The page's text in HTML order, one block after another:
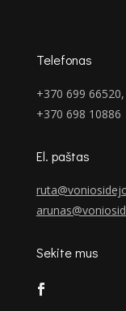
Telefonas
+370 699 66520,
+370 698 10886
El. paštas
Sekite mus